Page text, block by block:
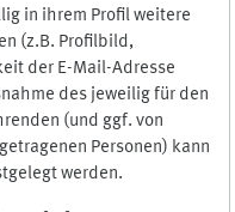
in ihrem Profil weitere
(z.B. Profilbild,
der E-Mail-Adresse
des jeweilig für den
(und ggf. von
Personen) kann
werden.